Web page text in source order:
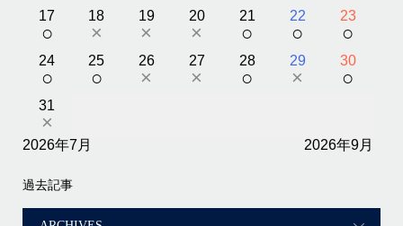
17
○
18
×
19
×
20
×
21
○
22
○
23
○
24
○
25
○
26
×
27
×
28
○
29
×
30
○
31
×
2026年7月 2026年9月
過去記事